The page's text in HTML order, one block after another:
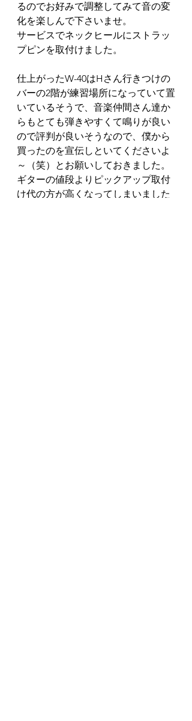
るのでお好みで調整してみて音の変
化を楽しんで下さいませ。
サービスでネックヒールにストラッ
プピンを取付けました。
仕上がったW-40はHさん行きつけの
バーの2階が練習場所になっていて置
いているそうで、音楽仲間さん達か
らもとても弾きやすくて鳴りが良い
ので評判が良いそうなので、僕から
買ったのを宣伝しといてくださいよ
～（笑）とお願いしておきました。
ギターの値段よりピックアップ取付
け代の方が高くなってしまいました